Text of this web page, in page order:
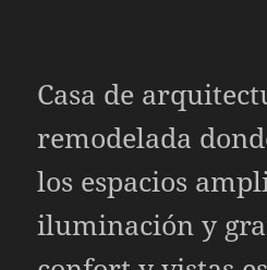
Casa de
remodelada
los espacios
iluminación y